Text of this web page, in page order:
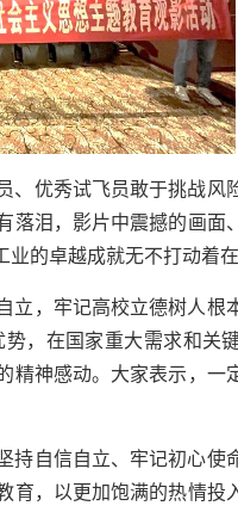
、优秀试飞员敢于挑战风
落泪，影片中震撼的画面
的卓越成就无不打动着在
立，牢记高校立德树人根
，在国家重大需求和关
精神感动。大家表示，一
持自信自立、牢记初心使
，以更加饱满的热情投